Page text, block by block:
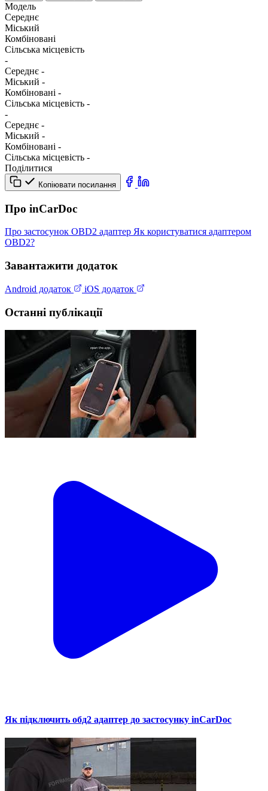
Модель
Середнє
Міський
Комбіновані
Сільська місцевість
-
Середнє -
Міський -
Комбіновані -
Сільська місцевість -
-
Середнє -
Міський -
Комбіновані -
Сільська місцевість -
Поділитися
Копіювати посилання
Про inCarDoc
Про застосунок OBD2 адаптер Як користуватися адаптером
OBD2?
Завантажити додаток
Android додаток iOS додаток
Останні публікації
Як підключить обд2 адаптер до застосунку inCarDoc